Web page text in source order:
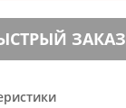
ЗАКАЗ